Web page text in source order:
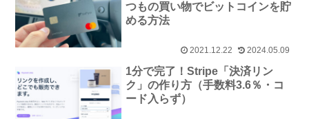
つもの買い物でビットコインを貯
める方法
2021.12.22 2024.05.09
1分で完了！Stripe「決済リン
ク」の作り方（手数料3.6％・コ
ード入らず）